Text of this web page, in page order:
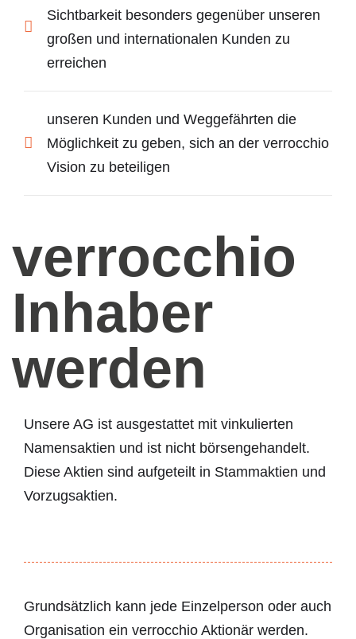
Sichtbarkeit besonders gegenüber unseren
großen und internationalen Kunden zu
erreichen
unseren Kunden und Weggefährten die
Möglichkeit zu geben, sich an der verrocchio
Vision zu beteiligen
verrocchio
Inhaber
werden
Unsere AG ist ausgestattet mit vinkulierten
Namensaktien und ist nicht börsengehandelt.
Diese Aktien sind aufgeteilt in Stammaktien und
Vorzugsaktien.
Grundsätzlich kann jede Einzelperson oder auch
Organisation ein verrocchio Aktionär werden.